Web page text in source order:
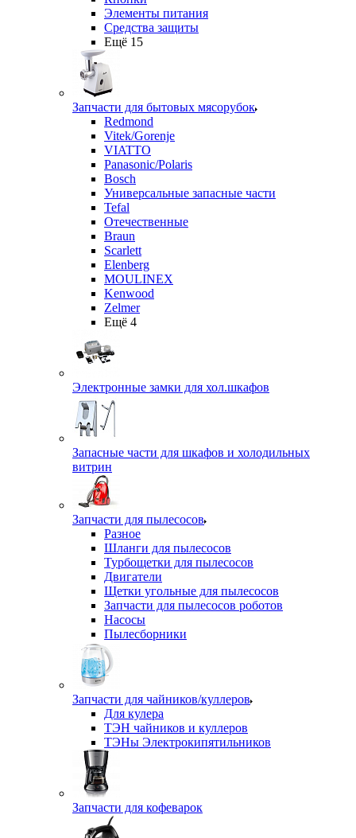
Элементы питания
Средства защиты
Ещё 15
Запчасти для бытовых мясорубок
Redmond
Vitek/Gorenje
VIATTO
Panasonic/Polaris
Bosch
Универсальные запасные части
Tefal
Отечественные
Braun
Scarlett
Elenberg
MOULINEX
Kenwood
Zelmer
Ещё 4
Электронные замки для хол.шкафов
Запасные части для шкафов и холодильных
витрин
Запчасти для пылесосов
Разное
Шланги для пылесосов
Турбощетки для пылесосов
Двигатели
Щетки угольные для пылесосов
Запчасти для пылесосов роботов
Насосы
Пылесборники
Запчасти для чайников/куллеров
Для кулера
ТЭН чайников и куллеров
ТЭНы Электрокипятильников
Запчасти для кофеварок